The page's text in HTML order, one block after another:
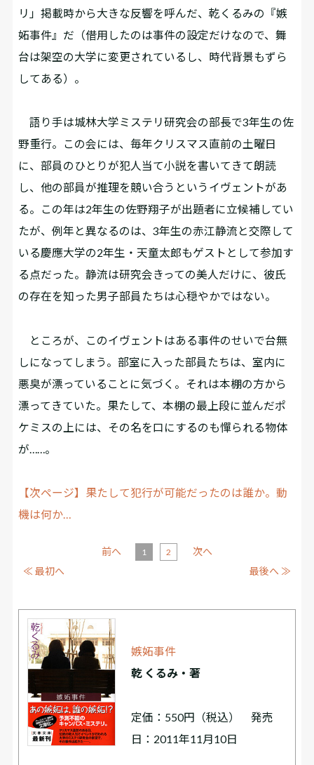
リ」掲載時から大きな反響を呼んだ、乾くるみの『嫉
妬事件』だ（借用したのは事件の設定だけなので、舞
台は架空の大学に変更されているし、時代背景もずら
してある）。
語り手は城林大学ミステリ研究会の部長で3年生の佐
野重行。この会には、毎年クリスマス直前の土曜日
に、部員のひとりが犯人当て小説を書いてきて朗読
し、他の部員が推理を競い合うというイヴェントがあ
る。この年は2年生の佐野翔子が出題者に立候補してい
たが、例年と異なるのは、3年生の赤江静流と交際して
いる慶應大学の2年生・天童太郎もゲストとして参加す
る点だった。静流は研究会きっての美人だけに、彼氏
の存在を知った男子部員たちは心穏やかではない。
ところが、このイヴェントはある事件のせいで台無
しになってしまう。部室に入った部員たちは、室内に
悪臭が漂っていることに気づく。それは本棚の方から
漂ってきていた。果たして、本棚の最上段に並んだポ
ケミスの上には、その名を口にするのも憚られる物体
が……。
【次ページ】果たして犯行が可能だったのは誰か。動
機は何か…
≪ 最初へ
前へ 1 2
次へ
最後へ ≫
嫉妬事件
乾 くるみ・著
定価：550円（税込） 発売
日：2011年11月10日